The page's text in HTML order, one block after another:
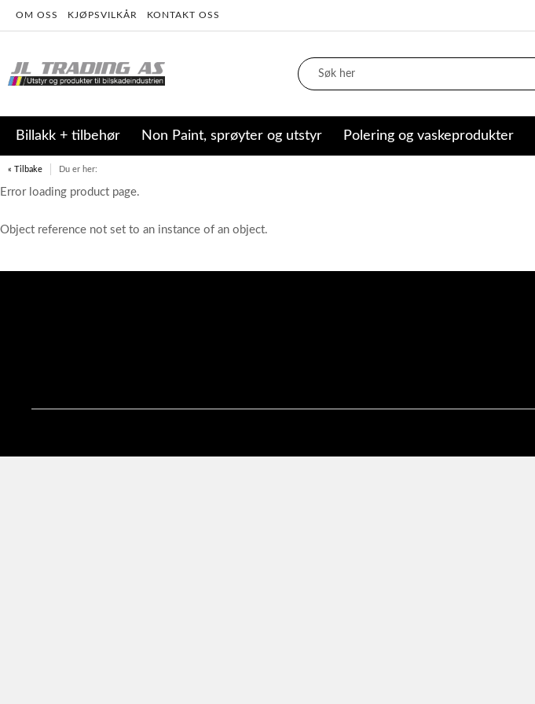
OM OSS KJØPSVILKÅR KONTAKT OSS
Billakk + tilbehør Non Paint, sprøyter og utstyr Polering og vaskeprodukter
« Tilbake Du er her:
Error loading product page.
Object reference not set to an instance of an object.